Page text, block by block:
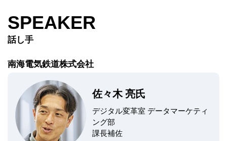
SPEAKER
話し手
南海電気鉄道株式会社
佐々木 亮氏
デジタル変革室 データマーケティ
ング部
課長補佐